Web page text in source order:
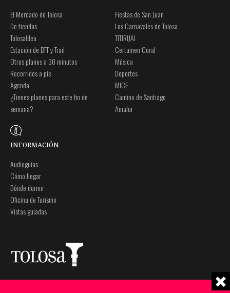
El Mercado de Tolosa
De tiendas
Tolosaldea
Estación de BTT y Trail
Otros planes a 30 minutos
Recorridos a pie
Agenda
¿Tienes planes para este fin de
semana?
Fiestas de San Juan
Los Carnavales de Tolosa
TITIRIJAI
Certamen Coral
Música
Deportes
MICE
Camino de Santiago
Amalur
INFORMACIÓN
Audioguías
Cómo llegar
Dónde dormir
Oficina de Turismo
Vistas guiadas
Plaza Zaharra 6Aaa
Nota legal